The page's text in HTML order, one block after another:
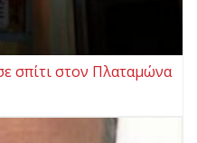
σπίτι στον Πλαταμώνα